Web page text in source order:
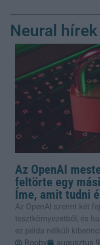
Neural hírek
Az OpenAI
feltörte egy
Íme, amit tudni
Az OpenAI szerint két
tesztkörnyezetből, és
ez példa nélküli
Rooby
augusztus